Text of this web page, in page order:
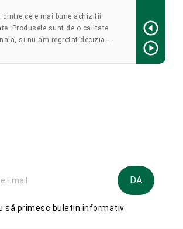
dintre cele mai bune achizitii
Produsele sunt de o calitate
si nu am regretat decizia de
viitor.
să primesc buletin informativ